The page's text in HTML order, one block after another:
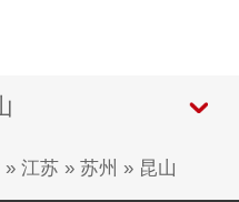
» 江苏 » 苏州 » 昆山